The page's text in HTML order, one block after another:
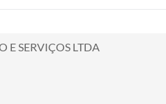
E SERVIÇOS LTDA